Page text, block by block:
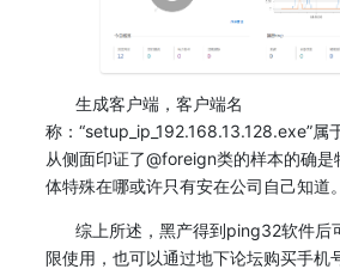
生成客户端，客户端名
称：“setup_ip_192.168.13.128.exe”属
从侧面印证了@foreign类的样本的确
体特殊在哪或许只有安在公司自己知道。
综上所述，黑产得到ping32软件后
限使用，也可以通过地下论坛购买手机